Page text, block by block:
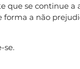
que se continue a
forma a não
se.